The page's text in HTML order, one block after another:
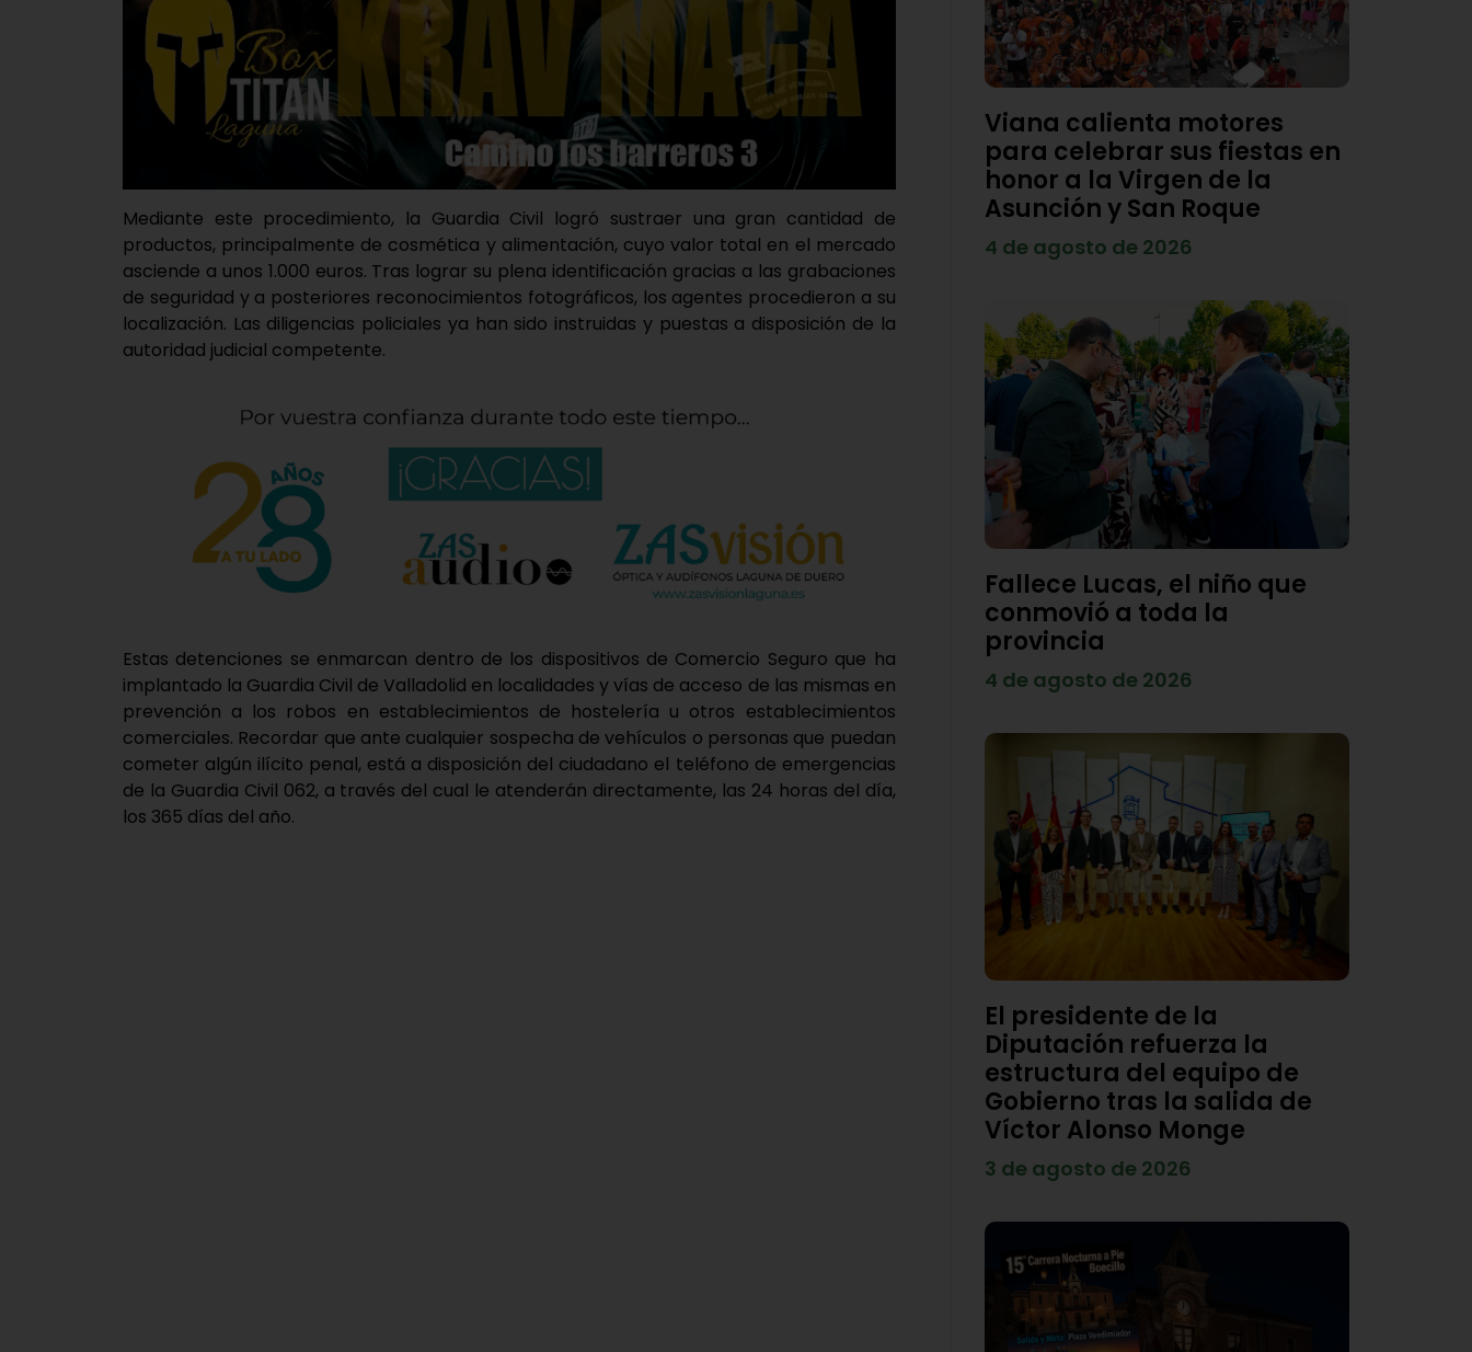
Mediante este procedimiento, la Guardia Civil logró sustraer una gran cantidad de
productos, principalmente de cosmética y alimentación, cuyo valor total en el mercado
asciende a unos 1.000 euros. Tras lograr su plena identificación gracias a las grabaciones
de seguridad y a posteriores reconocimientos fotográficos, los agentes procedieron a su
localización. Las diligencias policiales ya han sido instruidas y puestas a disposición de la
autoridad judicial competente.
Estas detenciones se enmarcan dentro de los dispositivos de Comercio Seguro que ha
implantado la Guardia Civil de Valladolid en localidades y vías de acceso de las mismas en
prevención a los robos en establecimientos de hostelería u otros establecimientos
comerciales. Recordar que ante cualquier sospecha de vehículos o personas que puedan
cometer algún ilícito penal, está a disposición del ciudadano el teléfono de emergencias
de la Guardia Civil 062, a través del cual le atenderán directamente, las 24 horas del día,
los 365 días del año.
Viana calienta motores
para celebrar sus fiestas en
honor a la Virgen de la
Asunción y San Roque
4 de agosto de 2026
Fallece Lucas, el niño que
conmovió a toda la
provincia
4 de agosto de 2026
El presidente de la
Diputación refuerza la
estructura del equipo de
Gobierno tras la salida de
Víctor Alonso Monge
3 de agosto de 2026